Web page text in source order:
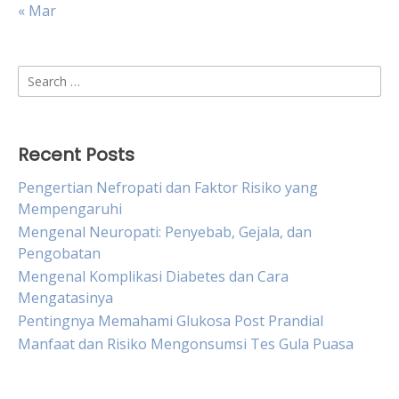
« Mar
Search
for:
Recent Posts
Pengertian Nefropati dan Faktor Risiko yang
Mempengaruhi
Mengenal Neuropati: Penyebab, Gejala, dan
Pengobatan
Mengenal Komplikasi Diabetes dan Cara
Mengatasinya
Pentingnya Memahami Glukosa Post Prandial
Manfaat dan Risiko Mengonsumsi Tes Gula Puasa